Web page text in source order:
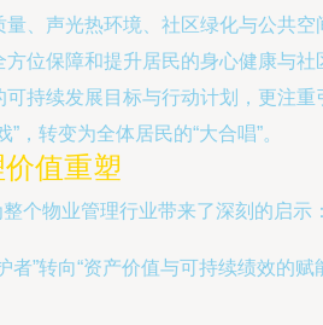
量、声光热环境、社区绿化与公共
位保障和提升居民的身心健康与社
可持续发展目标与行动计划，更注
，转变为全体居民的“大合唱”。
值重塑
个物业管理行业带来了深刻的启示：
者”转向“资产价值与可持续绩效的